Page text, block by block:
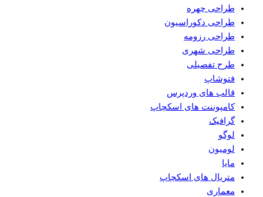
طراحی چهره
طراحی دکوراسیون
طراحی رزومه
طراحی شهری
طرح تفصیلی
فتوشاپ
قالب های وردپرس
کامپوننت های اسکچاپ
گرافیک
لوگو
لومیون
مایا
متریال های اسکچاپ
معماری